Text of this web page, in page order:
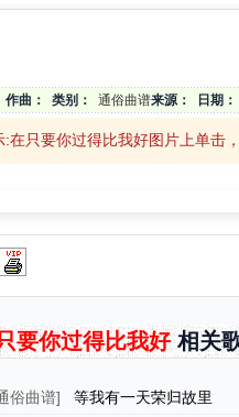
作曲： 类别： 通俗曲谱来源： 日期：
:在只要你过得比我好图片上单击
要你过得比我好相关
俗曲谱] 等我有一天荣归故里